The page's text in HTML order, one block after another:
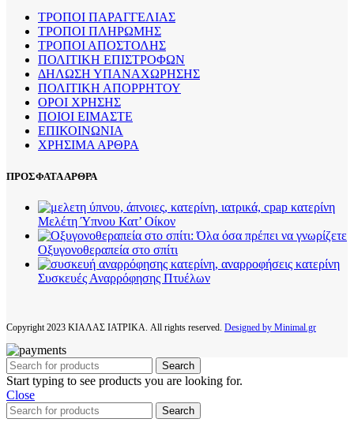
ΤΡΟΠΟΙ ΠΑΡΑΓΓΕΛΙΑΣ
ΤΡΟΠΟΙ ΠΛΗΡΩΜΗΣ
ΤΡΟΠΟΙ ΑΠΟΣΤΟΛΗΣ
ΠΟΛΙΤΙΚΗ ΕΠΙΣΤΡΟΦΩΝ
ΔΗΛΩΣΗ ΥΠΑΝΑΧΩΡΗΣΗΣ
ΠΟΛΙΤΙΚΗ ΑΠΟΡΡΗΤΟΥ
ΟΡΟΙ ΧΡΗΣΗΣ
ΠΟΙΟΙ ΕΙΜΑΣΤΕ
ΕΠΙΚΟΙΝΩΝΙΑ
ΧΡΗΣΙΜΑ ΑΡΘΡΑ
ΠΡΟΣΦΑΤΑ ΑΡΘΡΑ
Μελέτη Ύπνου Κατ’ Οίκον
Οξυγονοθεραπεία στο σπίτι
Συσκευές Αναρρόφησης Πτυέλων
Copyright 2023 ΚΙΑΛΑΣ ΙΑΤΡΙΚΑ. All rights reserved. Designed by Minimal.gr
Search
Start typing to see products you are looking for.
Close
Search